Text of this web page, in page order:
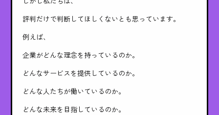
評判だけで判断してほしくないとも思っています。
例えば、
企業がどんな理念を持っているのか。
どんなサービスを提供しているのか。
どんな人たちが働いているのか。
どんな未来を目指しているのか。